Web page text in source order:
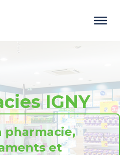
IGNY
pharmacie,
et